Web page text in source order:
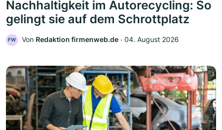
Nachhaltigkeit im Autorecycling: So
gelingt sie auf dem Schrottplatz
FW Von Redaktion firmenweb.de ‧ 04. August 2026